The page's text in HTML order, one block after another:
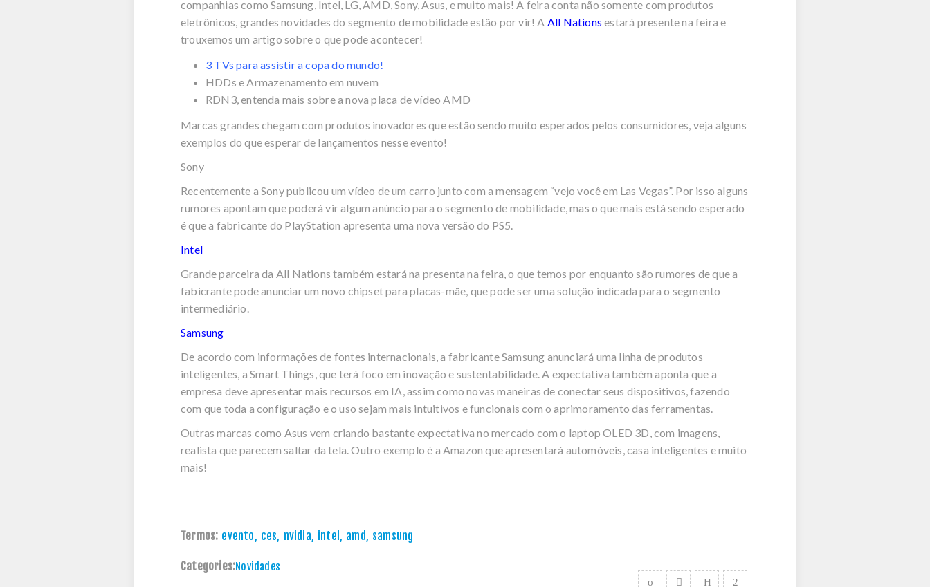
companhias como Samsung, Intel, LG, AMD, Sony, Asus, e muito mais! A feira conta não somente com produtos
eletrônicos, grandes novidades do segmento de mobilidade estão por vir! A All Nations estará presente na feira e
trouxemos um artigo sobre o que pode acontecer!
3 TVs para assistir a copa do mundo!
HDDs e Armazenamento em nuvem
RDN3, entenda mais sobre a nova placa de vídeo AMD
Marcas grandes chegam com produtos inovadores que estão sendo muito esperados pelos consumidores, veja alguns
exemplos do que esperar de lançamentos nesse evento!
Sony
Recentemente a Sony publicou um vídeo de um carro junto com a mensagem “vejo você em Las Vegas”. Por isso alguns
rumores apontam que poderá vir algum anúncio para o segmento de mobilidade, mas o que mais está sendo esperado
é que a fabricante do PlayStation apresenta uma nova versão do PS5.
Intel
Grande parceira da All Nations também estará na presenta na feira, o que temos por enquanto são rumores de que a
fabicrante pode anunciar um novo chipset para placas-mãe, que pode ser uma solução indicada para o segmento
intermediário.
Samsung
De acordo com informações de fontes internacionais, a fabricante Samsung anunciará uma linha de produtos
inteligentes, a Smart Things, que terá foco em inovação e sustentabilidade. A expectativa também aponta que a
empresa deve apresentar mais recursos em IA, assim como novas maneiras de conectar seus dispositivos, fazendo
com que toda a configuração e o uso sejam mais intuitivos e funcionais com o aprimoramento das ferramentas.
Outras marcas como Asus vem criando bastante expectativa no mercado com o laptop OLED 3D, com imagens,
realista que parecem saltar da tela. Outro exemplo é a Amazon que apresentará automóveis, casa inteligentes e muito
mais!
Termos: evento, ces, nvidia, intel , amd, samsung
Categories:Novidades